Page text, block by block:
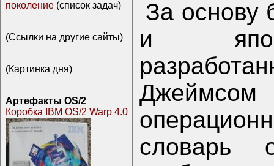
поколение (список задач)
(Ссылки на другие сайты)
(Картинка дня)
Артефакты OS/2
Коробка IBM OS/2 Warp 4.0
За основу
и
словарь